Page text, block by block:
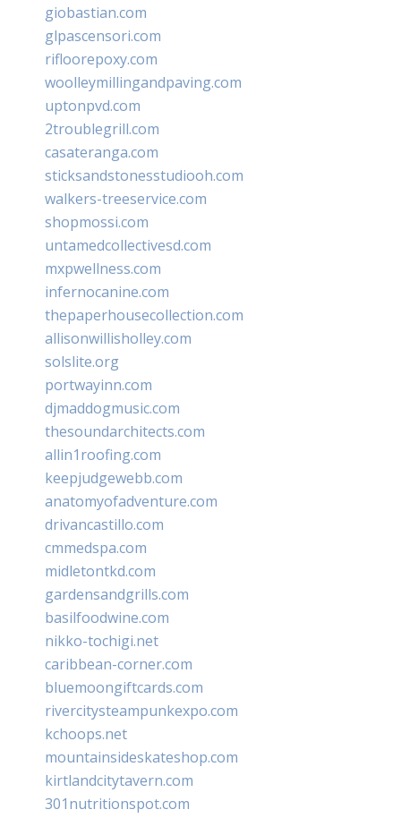
giobastian.com
glpascensori.com
rifloorepoxy.com
woolleymillingandpaving.com
uptonpvd.com
2troublegrill.com
casateranga.com
sticksandstonesstudiooh.com
walkers-treeservice.com
shopmossi.com
untamedcollectivesd.com
mxpwellness.com
infernocanine.com
thepaperhousecollection.com
allisonwillisholley.com
solslite.org
portwayinn.com
djmaddogmusic.com
thesoundarchitects.com
allin1roofing.com
keepjudgewebb.com
anatomyofadventure.com
drivancastillo.com
cmmedspa.com
midletontkd.com
gardensandgrills.com
basilfoodwine.com
nikko-tochigi.net
caribbean-corner.com
bluemoongiftcards.com
rivercitysteampunkexpo.com
kchoops.net
mountainsideskateshop.com
kirtlandcitytavern.com
301nutritionspot.com